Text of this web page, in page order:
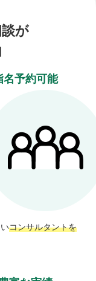
が
名予約可能
コンサルタントを